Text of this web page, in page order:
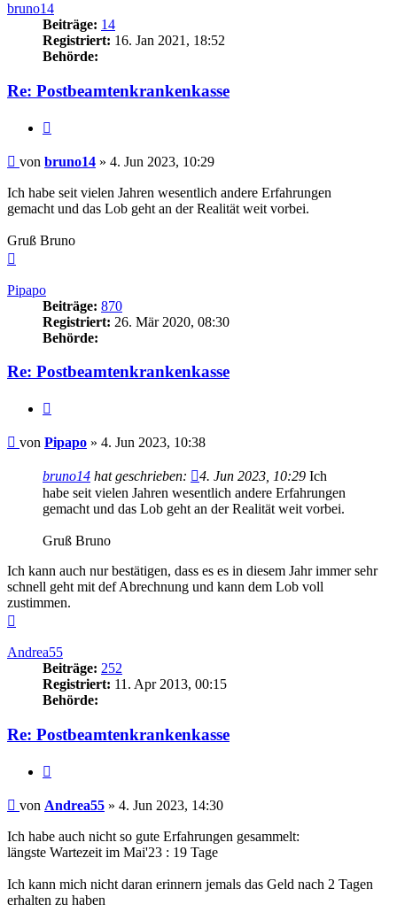
bruno14
Beiträge: 14
Registriert: 16. Jan 2021, 18:52
Behörde:
Re: Postbeamtenkrankenkasse
Beitrag
von bruno14 » 4. Jun 2023, 10:29
Ich habe seit vielen Jahren wesentlich andere Erfahrungen
gemacht und das Lob geht an der Realität weit vorbei.
Gruß Bruno
Pipapo
Beiträge: 870
Registriert: 26. Mär 2020, 08:30
Behörde:
Re: Postbeamtenkrankenkasse
Beitrag
von Pipapo » 4. Jun 2023, 10:38
bruno14 hat geschrieben: 4. Jun 2023, 10:29 Ich
habe seit vielen Jahren wesentlich andere Erfahrungen
gemacht und das Lob geht an der Realität weit vorbei.
Gruß Bruno
Ich kann auch nur bestätigen, dass es es in diesem Jahr immer sehr
schnell geht mit def Abrechnung und kann dem Lob voll
zustimmen.
Andrea55
Beiträge: 252
Registriert: 11. Apr 2013, 00:15
Behörde:
Re: Postbeamtenkrankenkasse
Beitrag
von Andrea55 » 4. Jun 2023, 14:30
Ich habe auch nicht so gute Erfahrungen gesammelt:
längste Wartezeit im Mai'23 : 19 Tage
Ich kann mich nicht daran erinnern jemals das Geld nach 2 Tagen
erhalten zu haben